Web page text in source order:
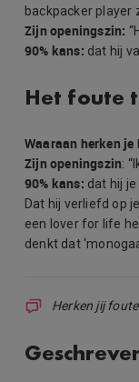
backpacker player
Zijn openingszin:
90% kans: dat hij
Het foute
Waaraan herken je
Zijn openingszin:
90% kans: dat hij
Dat hij verliefd op
een lover for life
denkt dat
Herken jij